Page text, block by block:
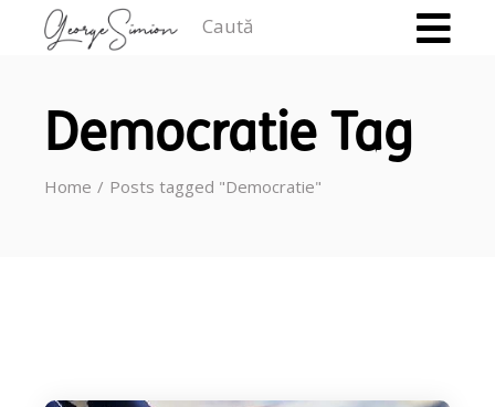
Democratie Tag
Home Posts tagged "Democratie"